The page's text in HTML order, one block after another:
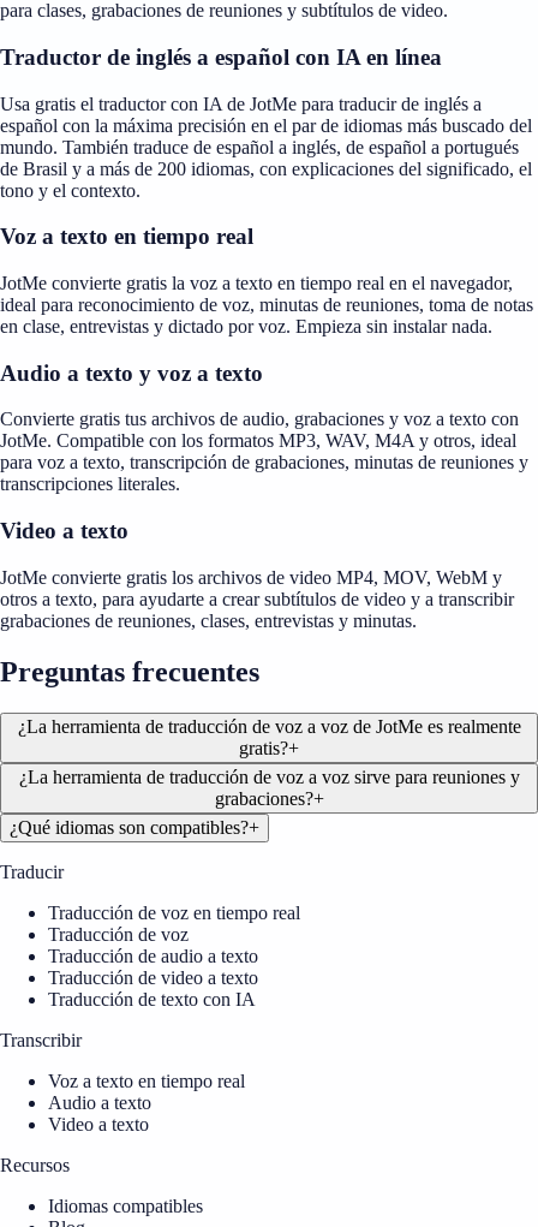
para clases, grabaciones de reuniones y subtítulos de video.
Traductor de inglés a español con IA en línea
Usa gratis el traductor con IA de JotMe para traducir de inglés a
español con la máxima precisión en el par de idiomas más buscado del
mundo. También traduce de español a inglés, de español a portugués
de Brasil y a más de 200 idiomas, con explicaciones del significado, el
tono y el contexto.
Voz a texto en tiempo real
JotMe convierte gratis la voz a texto en tiempo real en el navegador,
ideal para reconocimiento de voz, minutas de reuniones, toma de notas
en clase, entrevistas y dictado por voz. Empieza sin instalar nada.
Audio a texto y voz a texto
Convierte gratis tus archivos de audio, grabaciones y voz a texto con
JotMe. Compatible con los formatos MP3, WAV, M4A y otros, ideal
para voz a texto, transcripción de grabaciones, minutas de reuniones y
transcripciones literales.
Video a texto
JotMe convierte gratis los archivos de video MP4, MOV, WebM y
otros a texto, para ayudarte a crear subtítulos de video y a transcribir
grabaciones de reuniones, clases, entrevistas y minutas.
Preguntas frecuentes
¿La herramienta de traducción de voz a voz de JotMe es realmente
gratis?+
¿La herramienta de traducción de voz a voz sirve para reuniones y
grabaciones?+
¿Qué idiomas son compatibles?+
Traducir
Traducción de voz en tiempo real
Traducción de voz
Traducción de audio a texto
Traducción de video a texto
Traducción de texto con IA
Transcribir
Voz a texto en tiempo real
Audio a texto
Video a texto
Recursos
Idiomas compatibles